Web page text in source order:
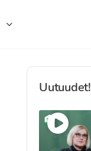
Uutuudet!